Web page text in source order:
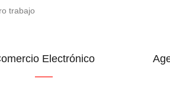
trabajo
Electrónico